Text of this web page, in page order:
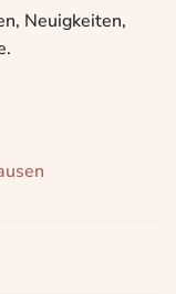
Neuigkeiten,